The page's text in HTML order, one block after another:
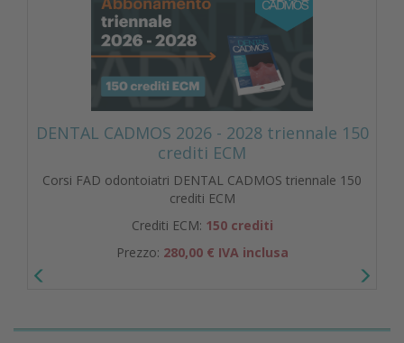
DENTAL CADMOS 2026 - 2028 triennale 150
crediti ECM
Corsi FAD odontoiatri DENTAL CADMOS triennale 150
crediti ECM
Crediti ECM: 150 crediti
Prezzo: 280,00 € IVA inclusa